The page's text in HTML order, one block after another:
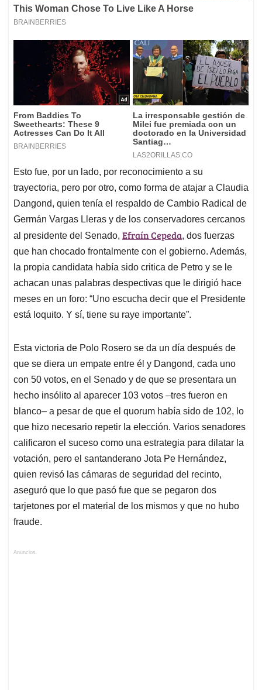
Esto fue, por un lado, por reconocimiento a su
trayectoria, pero por otro, como forma de atajar a Claudia
Dangond, quien tenía el respaldo de Cambio Radical de
Germán Vargas Lleras y de los conservadores cercanos
al presidente del Senado, Efraín Cepeda, dos fuerzas
que han chocado frontalmente con el gobierno. Además,
la propia candidata había sido critica de Petro y se le
achacan unas palabras despectivas que le dirigió hace
meses en un foro: “Uno escucha decir que el Presidente
está loquito. Y sí, tiene su raye importante”.
Esta victoria de Polo Rosero se da un día después de
que se diera un empate entre él y Dangond, cada uno
con 50 votos, en el Senado y de que se presentara un
hecho insólito al aparecer 103 votos –tres fueron en
blanco– a pesar de que el quorum había sido de 102, lo
que hizo necesario repetir la elección. Varios senadores
calificaron el suceso como una estrategia para dilatar la
votación, pero el santanderano Jota Pe Hernández,
quien revisó las cámaras de seguridad del recinto,
aseguró que lo que pasó fue que se pegaron dos
tarjetones por el material de los mismos y que no hubo
fraude.
Anuncios.